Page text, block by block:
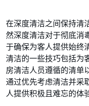
在深度清洁之间保持清
然深度清洁对于彻底消
于确保为客人提供始终
清洁的一些技巧包括为
房清洁人员遵循的清单
通过优先考虑清洁并采
人提供积极且难忘的体